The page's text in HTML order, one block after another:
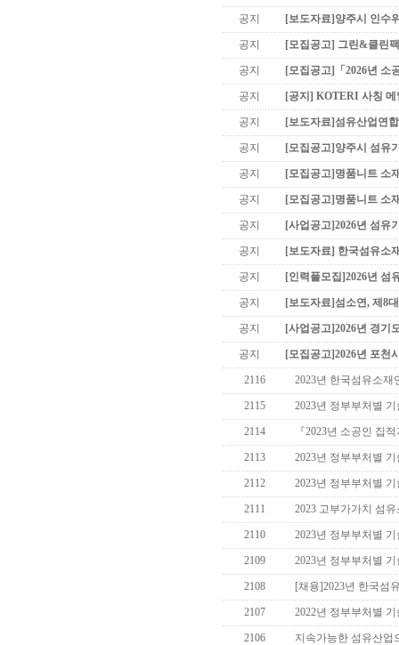
공지 [보도자료]양주시 인수
공지 [모집공고] 그린&클린
공지 [모집공고]「2026년 소
공지 [공지] KOTERI 사칭 메
공지 [보도자료]섬유산업연
공지 [모집공고]양주시 섬유
공지 [모집공고]명품니트 소
공지 [모집공고]명품니트 소
공지 [사업공고]2026년 섬유
공지 [보도자료] 한국섬유소
공지 [인력풀모집]2026년 섬
공지 [보도자료]섬소연, 제8
공지 [사업공고]2026년 경기
공지 [모집공고]2026년 포천
2116 2023년 한국섬유소
2115 2023년 정부부처별
2114 『2023년 소공인 집
2113 2023년 정부부처별
2112 2023년 정부부처별
2111 2023 고부가가치 섬
2110 2023년 정부부처별
2109 2023년 정부부처별
2108 [채용]2023년 한국섬
2107 2022년 정부부처별
2106 지속가능한 섬유산업